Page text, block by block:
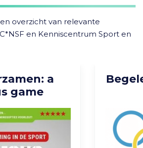
overzicht van relevante
en Kenniscentrum Sport en
a
game